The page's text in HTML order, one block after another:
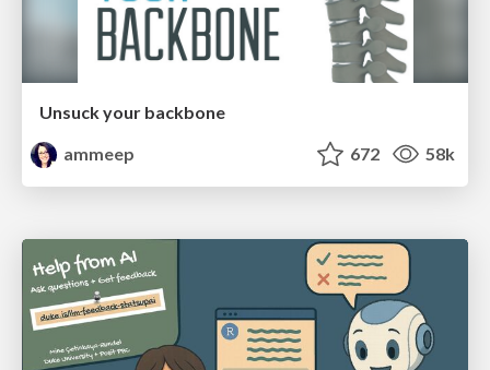
Unsuck your backbone
ammeep
672 58k